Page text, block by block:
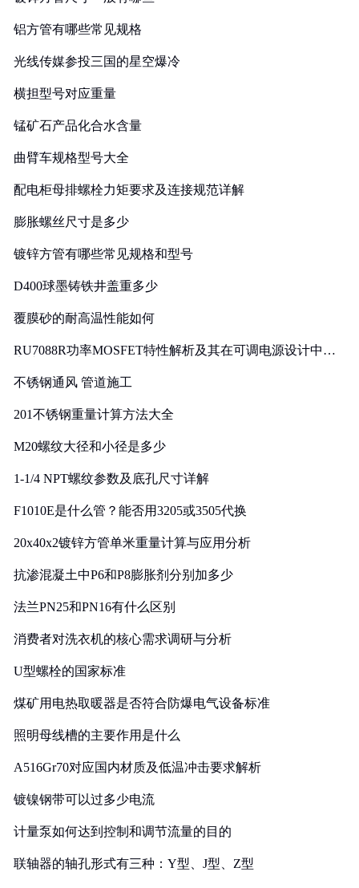
铝方管有哪些常见规格
光线传媒参投三国的星空爆冷
横担型号对应重量
锰矿石产品化合水含量
曲臂车规格型号大全
配电柜母排螺栓力矩要求及连接规范详解
膨胀螺丝尺寸是多少
镀锌方管有哪些常见规格和型号
D400球墨铸铁井盖重多少
覆膜砂的耐高温性能如何
RU7088R功率MOSFET特性解析及其在可调电源设计中的
不锈钢通风 管道施工
201不锈钢重量计算方法大全
M20螺纹大径和小径是多少
1-1/4 NPT螺纹参数及底孔尺寸详解
F1010E是什么管？能否用3205或3505代换
20x40x2镀锌方管单米重量计算与应用分析
抗渗混凝土中P6和P8膨胀剂分别加多少
法兰PN25和PN16有什么区别
消费者对洗衣机的核心需求调研与分析
U型螺栓的国家标准
煤矿用电热取暖器是否符合防爆电气设备标准
照明母线槽的主要作用是什么
A516Gr70对应国内材质及低温冲击要求解析
镀镍钢带可以过多少电流
计量泵如何达到控制和调节流量的目的
联轴器的轴孔形式有三种：Y型、J型、Z型